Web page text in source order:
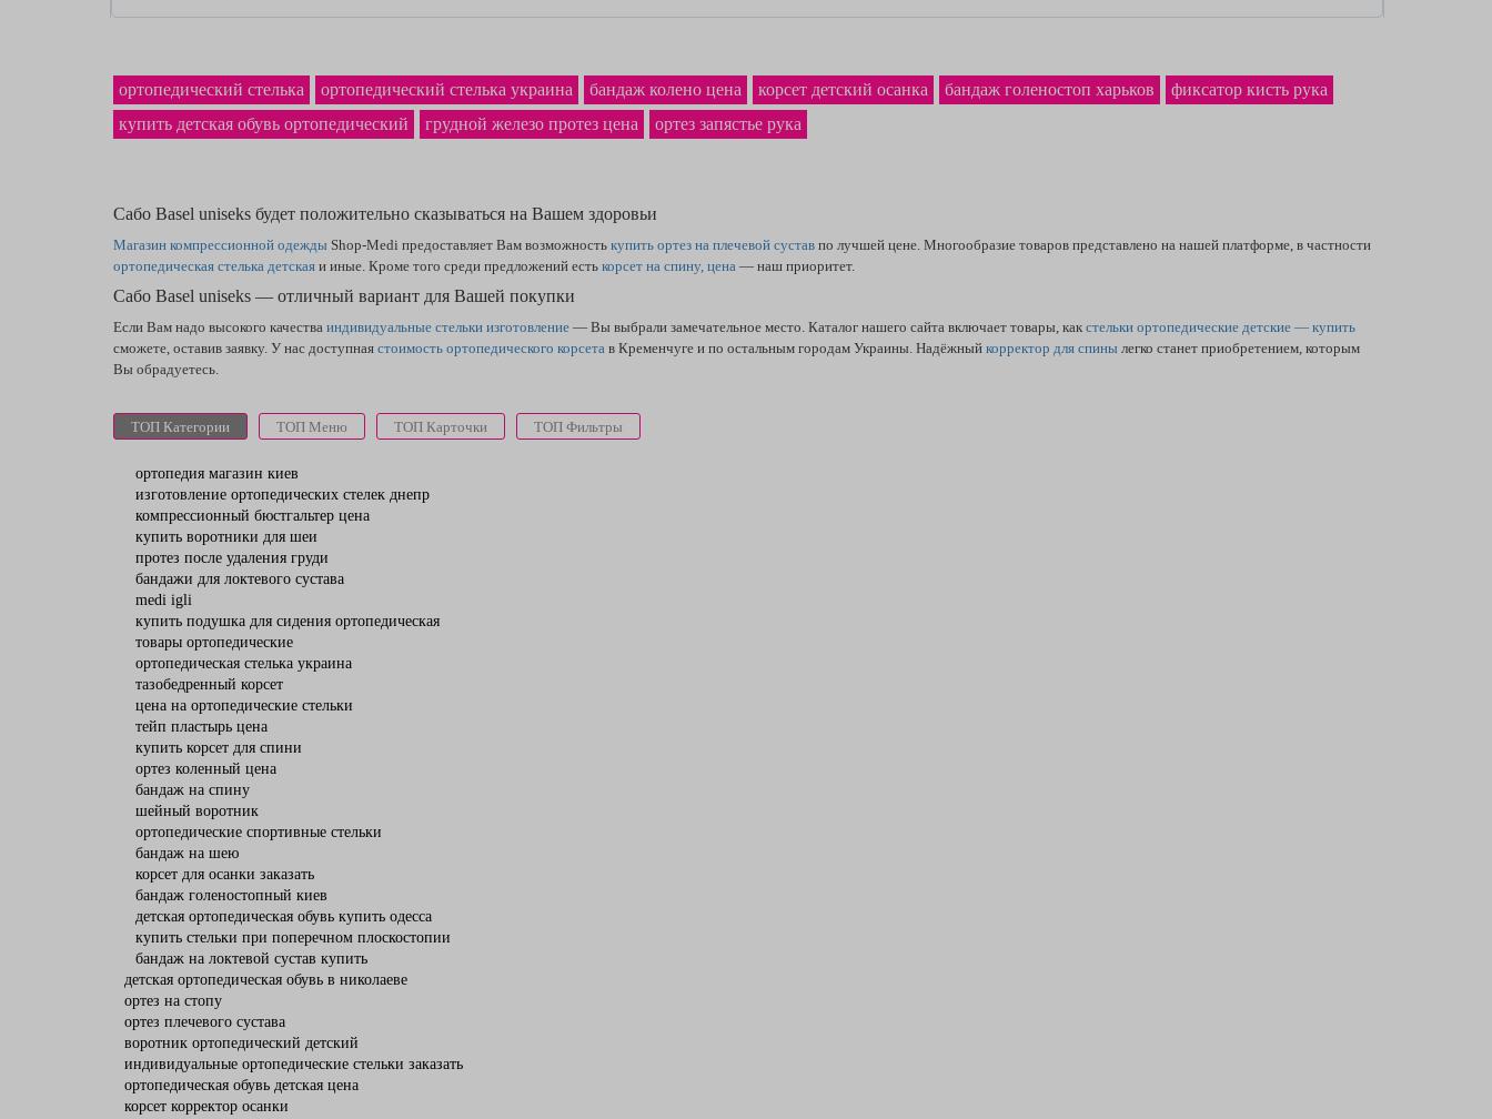
ортопедический стелька ортопедический стелька украина бандаж колено цена корсет детский осанка бандаж голеностоп харьков
фиксатор кисть рука
купить детская обувь ортопедический
грудной железо протез цена ортез запястье рука
Сабо Basel uniseks будет положительно сказываться на Вашем здоровьи
Магазин компрессионной одежды Shop-Medi предоставляет Вам возможность купить ортез на плечевой сустав по лучшей цене. Многообразие товаров представлено на нашей платформе, в частности
ортопедическая стелька детская и иные. Кроме того среди предложений есть корсет на спину, цена — наш приоритет.
Сабо Basel uniseks — отличный вариант для Вашей покупки
Если Вам надо высокого качества индивидуальные стельки изготовление — Вы выбрали замечательное место. Каталог нашего сайта включает товары, как стельки ортопедические детские — купить
сможете, оставив заявку. У нас доступная стоимость ортопедического корсета в Кременчуге и по остальным городам Украины. Надёжный корректор для спины легко станет приобретением, которым
Вы обрадуетесь.
ТОП Категории ТОП Меню ТОП Карточки ТОП Фильтры
ортопедия магазин киев
изготовление ортопедических стелек днепр
компрессионный бюстгальтер цена
купить воротники для шеи
протез после удаления груди
бандажи для локтевого сустава
medi igli
купить подушка для сидения ортопедическая
товары ортопедические
ортопедическая стелька украина
тазобедренный корсет
цена на ортопедические стельки
тейп пластырь цена
купить корсет для спини
ортез коленный цена
бандаж на спину
шейный воротник
ортопедические спортивные стельки
бандаж на шею
корсет для осанки заказать
бандаж голеностопный киев
детская ортопедическая обувь купить одесса
купить стельки при поперечном плоскостопии
бандаж на локтевой сустав купить
детская ортопедическая обувь в николаеве
ортез на стопу
ортез плечевого сустава
воротник ортопедический детский
индивидуальные ортопедические стельки заказать
ортопедическая обувь детская цена
корсет корректор осанки